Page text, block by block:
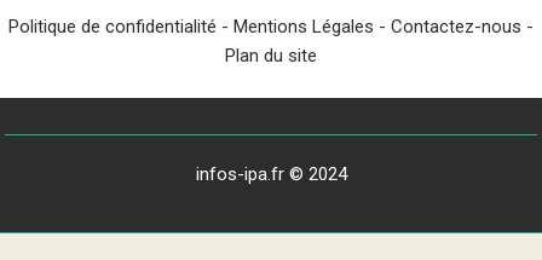
Politique de confidentialité - Mentions Légales - Contactez-nous -
Plan du site
infos-ipa.fr © 2024